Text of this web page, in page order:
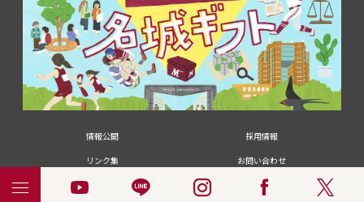
情報公開
採用情報
リンク集
お問い合わせ
メディアの皆さま
卒業生の皆さま